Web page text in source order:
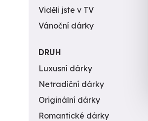
Viděli jste v TV
Vánoční dárky
DRUH
Luxusní dárky
Netradiční dárky
Originální dárky
Romantické dárky